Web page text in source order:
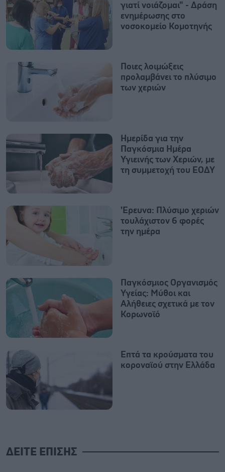
γιατί νοιάζομαι" - Δράση
ενημέρωσης στο
νοσοκομείο Κομοτηνής
Ποιες λοιμώξεις
προλαμβάνει το πλύσιμο
των χεριών
Ημερίδα για την
Παγκόσμια Ημέρα
Υγιεινής των Χεριών, με
τη συμμετοχή του ΕΟΔΥ
'Ερευνα: Πλύσιμο χεριών
τουλάχιστον 6 φορές
την ημέρα
Παγκόσμιος Οργανισμός
Υγείας: Μύθοι και
Αλήθειες σχετικά με τον
Κορωνοϊό
Επτά τα κρούσματα του
κοροναϊού στην Ελλάδα
ΔΕΙΤΕ ΕΠΙΣΗΣ